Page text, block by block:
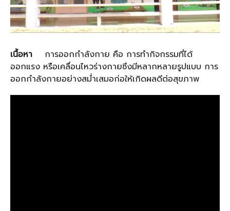
เนื้อหา
การออกกำลังกาย คือ การทำกิจกรรมที่ได้
ออกแรง หรือเคลื่อนไหวร่างกายซึงมีหลากหลายรูปแบบ การ
ออกกำลังกายอย่างสม่ำเสมอก่อให้เกิดผลดีต่อสุขภาพ